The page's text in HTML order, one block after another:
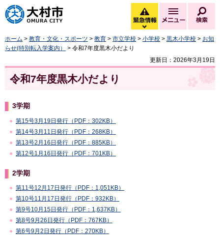
大村市
緊急情報
緊急情報を開く
メニュー
ホーム > 教育・文化・スポーツ > 教育 > 市立学校 > 小学校 > 黒木小学校 > お知
らせ(特別転入学案内）
> 令和7年度黒木小だより
更新日：2026年3月19日
令和7年度黒木小だより
3学期
第15号3月19日発行（PDF：302KB）
第14号3月11日発行（PDF：268KB）
第13号2月16日発行（PDF：885KB）
第12号1月16日発行（PDF：701KB）
2学期
第11号12月17日発行（PDF：1,051KB）
第10号11月17日発行（PDF：932KB）
第9号10月15日発行（PDF：1,637KB）
第8号9月26日発行（PDF：767KB）
第6号9月2日発行（PDF：270KB）